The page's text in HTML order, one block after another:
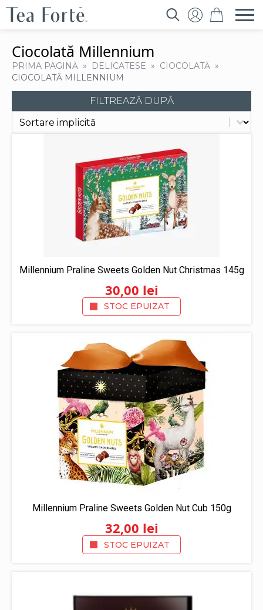
Ciocolată Millennium
PRIMA PAGINĂ DELICATESE
CIOCOLATĂ
CIOCOLATĂ MILLENNIUM
FILTREAZĂ DUPĂ
Filtrează
Sort content
Millennium Praline Sweets Golden Nut Christmas 145g
30,00 lei
STOC EPUIZAT
Millennium Praline Sweets Golden Nut Cub 150g
32,00 lei
STOC EPUIZAT